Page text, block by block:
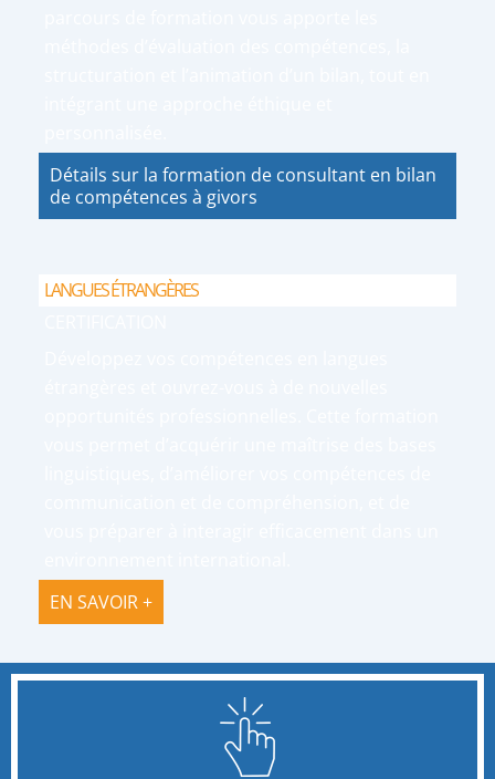
Détails sur la formation de consultant en bilan
de compétences à givors
LANGUES ÉTRANGÈRES
EN SAVOIR +